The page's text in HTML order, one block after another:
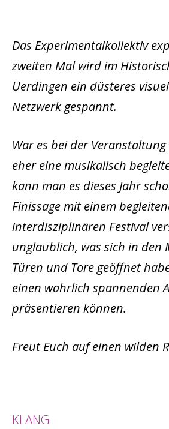
Das Experimentalkollektiv
zweiten Mal wird im
Uerdingen ein düsteres
Netzwerk gespannt.
War es bei der
eher eine musikalisch
kann man es dieses Jahr
Finissage mit einem
interdisziplinären Festival
unglaublich, was sich in den
Türen und Tore geöffnet
einen wahrlich spannenden
präsentieren können.
Freut Euch auf einen wilden
KLANG